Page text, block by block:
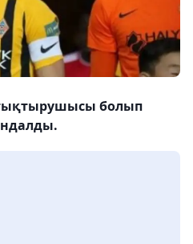
болып